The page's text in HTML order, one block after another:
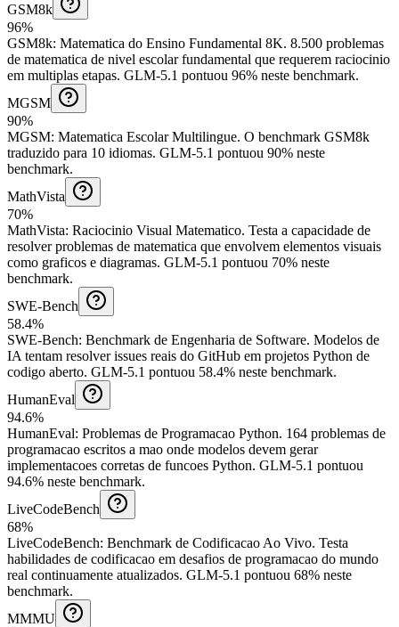
GSM8k
96%
GSM8k: Matematica do Ensino Fundamental 8K. 8.500 problemas
de matematica de nivel escolar fundamental que requerem raciocinio
em multiplas etapas. GLM-5.1 pontuou 96% neste benchmark.
MGSM
90%
MGSM: Matematica Escolar Multilingue. O benchmark GSM8k
traduzido para 10 idiomas. GLM-5.1 pontuou 90% neste
benchmark.
MathVista
70%
MathVista: Raciocinio Visual Matematico. Testa a capacidade de
resolver problemas de matematica que envolvem elementos visuais
como graficos e diagramas. GLM-5.1 pontuou 70% neste
benchmark.
SWE-Bench
58.4%
SWE-Bench: Benchmark de Engenharia de Software. Modelos de
IA tentam resolver issues reais do GitHub em projetos Python de
codigo aberto. GLM-5.1 pontuou 58.4% neste benchmark.
HumanEval
94.6%
HumanEval: Problemas de Programacao Python. 164 problemas de
programacao escritos a mao onde modelos devem gerar
implementacoes corretas de funcoes Python. GLM-5.1 pontuou
94.6% neste benchmark.
LiveCodeBench
68%
LiveCodeBench: Benchmark de Codificacao Ao Vivo. Testa
habilidades de codificacao em desafios de programacao do mundo
real continuamente atualizados. GLM-5.1 pontuou 68% neste
benchmark.
MMMU